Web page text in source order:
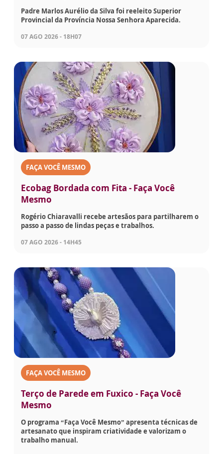
Padre Marlos Aurélio da Silva foi reeleito Superior
Provincial da Província Nossa Senhora Aparecida.
07 AGO 2026 - 18H07
FAÇA VOCÊ MESMO
Ecobag Bordada com Fita - Faça Você
Mesmo
Rogério Chiaravalli recebe artesãos para partilharem o
passo a passo de lindas peças e trabalhos.
07 AGO 2026 - 14H45
FAÇA VOCÊ MESMO
Terço de Parede em Fuxico - Faça Você
Mesmo
O programa “Faça Você Mesmo” apresenta técnicas de
artesanato que inspiram criatividade e valorizam o
trabalho manual.